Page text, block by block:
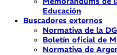
Educación
Buscadores externos
Normativa de la
Boletín oficial de
Normativa de